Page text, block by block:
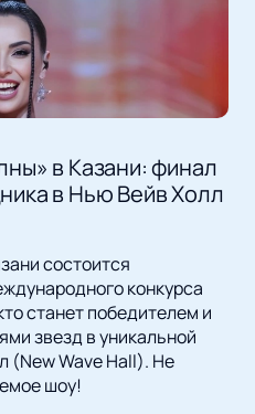
в Казани: финал
в Нью Вейв Холл
состоится
конкурса
станет победителем и
звезд в уникальной
(New Wave Hall). Не
шоу!